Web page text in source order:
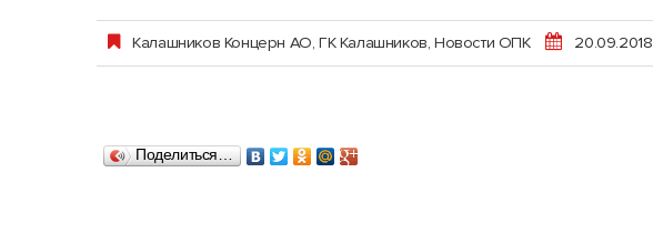
Калашников Концерн АО, ГК Калашников,Новости ОПК 20.09.2018
Поделиться…